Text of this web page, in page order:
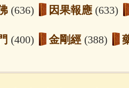
(636) 因果報應 (633)
(400) 金剛經 (388)
(236) 地藏經(225)